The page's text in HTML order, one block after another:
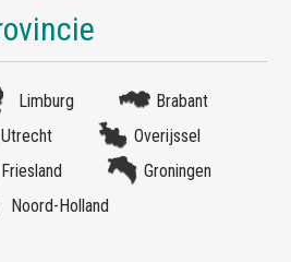
Limburg
Brabant
Utrecht
Overijssel
Friesland
Groningen
Noord-Holland